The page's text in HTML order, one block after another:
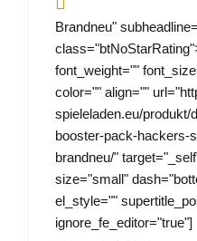
Brandneu"
font_weight=""
color="" align=""
spieleladen.eu/produkt/
booster-pack-hackers-
brandneu/"
size="small"
el_style=""
ignore_fe_editor="true"]